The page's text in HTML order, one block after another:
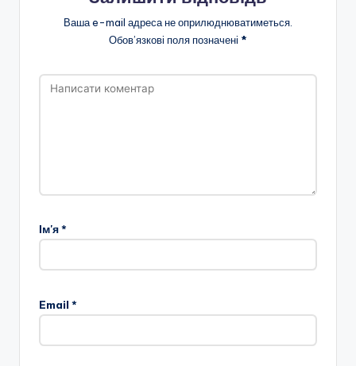
н
о
и
"
Р
і
в
е
Ваша e-mail адреса не оприлюднюватиметься.
Обов’язкові поля позначені *
Ім'я*
Email *